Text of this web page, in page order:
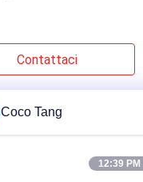
Contattaci
Coco Tang
12:39 PM